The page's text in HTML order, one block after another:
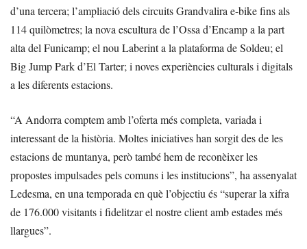
d’una tercera; l’ampliació dels circuits Grandvalira e-bike fins als
114 quilòmetres; la nova escultura de l’Ossa d’Encamp a la part
alta del Funicamp; el nou Laberint a la plataforma de Soldeu; el
Big Jump Park d’El Tarter; i noves experiències culturals i digitals
a les diferents estacions.
“A Andorra comptem amb l’oferta més completa, variada i
interessant de la història. Moltes iniciatives han sorgit des de les
estacions de muntanya, però també hem de reconèixer les
propostes impulsades pels comuns i les institucions”, ha assenyalat
Ledesma, en una temporada en què l’objectiu és “superar la xifra
de 176.000 visitants i fidelitzar el nostre client amb estades més
llargues”.